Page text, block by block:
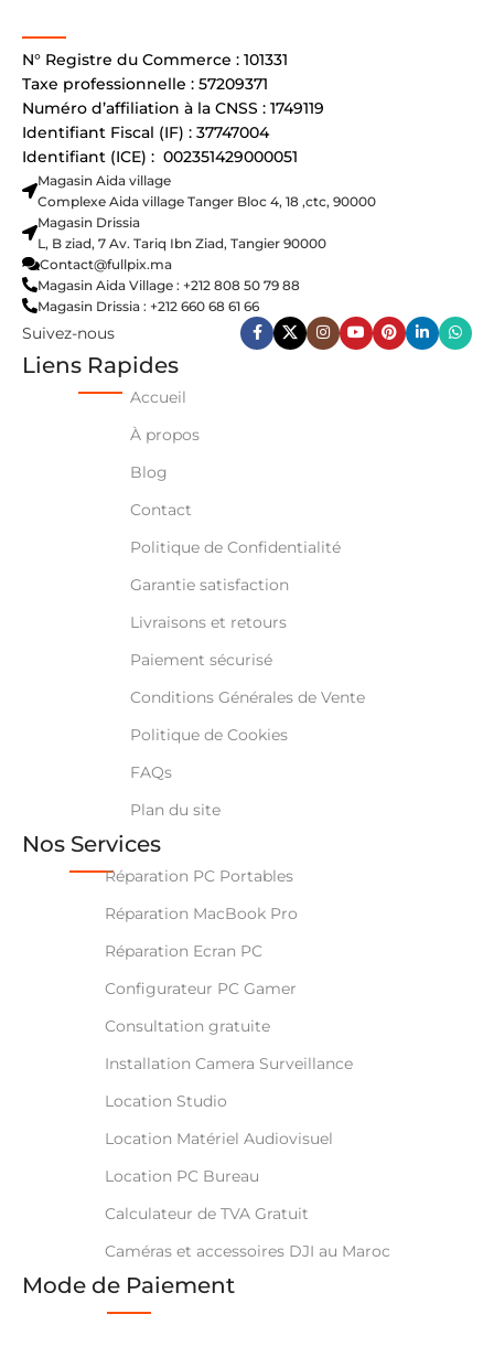
N° Registre du Commerce : 101331
Taxe professionnelle : 57209371
Numéro d’affiliation à la CNSS : 1749119
Identifiant Fiscal (IF) : 37747004
Identifiant (ICE) : 002351429000051
Magasin Aida village
Complexe Aida village Tanger Bloc 4, 18 ,ctc, 90000
Magasin Drissia
L, B ziad, 7 Av. Tariq Ibn Ziad, Tangier 90000
Contact@fullpix.ma
Magasin Aida Village : +212 808 50 79 88
Magasin Drissia : +212 660 68 61 66
Suivez-nous
Liens Rapides
Accueil
À propos
Blog
Contact
Politique de Confidentialité
Garantie satisfaction
Livraisons et retours
Paiement sécurisé
Conditions Générales de Vente
Politique de Cookies
FAQs
Plan du site
Nos Services
Réparation PC Portables
Réparation MacBook Pro
Réparation Ecran PC
Configurateur PC Gamer
Consultation gratuite
Installation Camera Surveillance
Location Studio
Location Matériel Audiovisuel
Location PC Bureau
Calculateur de TVA Gratuit
Caméras et accessoires DJI au Maroc
Mode de Paiement